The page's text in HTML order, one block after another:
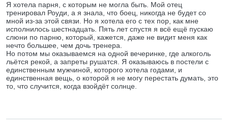
Я хотела парня, с которым не могла быть. Мой отец
тренировал Роуди, а я знала, что боец, никогда не будет со
мной из-за этой связи. Но я хотела его с тех пор, как мне
исполнилось шестнадцать. Пять лет спустя я всё ещё пускаю
слюни по парню, который, кажется, даже не видит меня как
нечто большее, чем дочь тренера.
Но потом мы оказываемся на одной вечеринке, где алкоголь
льётся рекой, а запреты рушатся. Я оказываюсь в постели с
единственным мужчиной, которого хотела годами, и
единственная вещь, о которой я не могу перестать думать, это
то, что случится, когда взойдёт солнце.